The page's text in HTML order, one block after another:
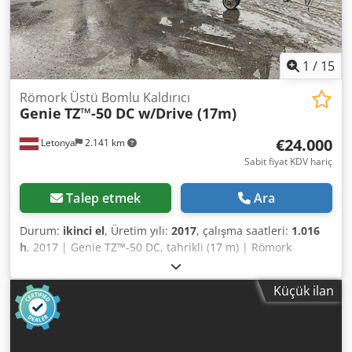
1 / 15
Letonya 2.141 km
Römork Üstü Bomlu Kaldırıcı
Genie TZ™-50 DC w/Drive (17m)
€24.000
Sabit fiyat KDV hariç
Talep etmek Ara
Durum: ikinci el, Üretim yılı: 2017, çalışma saatleri: 1.016
h, 2017 | Genie TZ™-50 DC, tahrikli (17 m) | Römork
üzerine monte edilmiş sepetli platform | 1016 saat 📍
Konum: Letonya 🚛 Hedefinize teslimat imkanı – Nakliye
maliyetini tahmin etmek için nakliye hesaplama aracımızı
kullanın! 💰 Şimdi 24.000 Euro'ya satın alın veya bir teklif
sunun. Uygun bir ücret karşılığında teslimatta ödeme
Küçük ilan